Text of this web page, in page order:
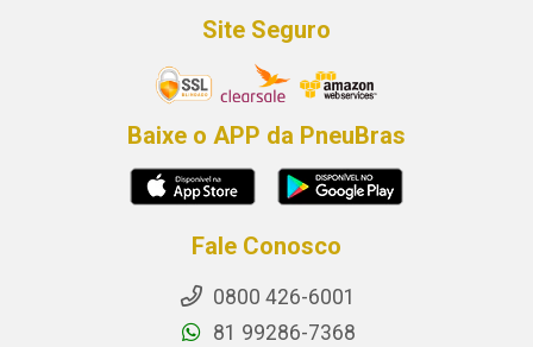
Site Seguro
Baixe o APP da PneuBras
Fale Conosco
0800 426-6001
81 99286-7368